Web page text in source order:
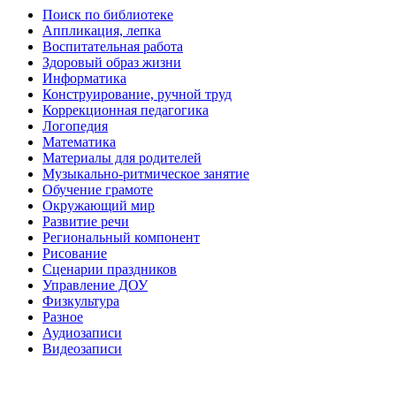
Поиск по библиотеке
Аппликация, лепка
Воспитательная работа
Здоровый образ жизни
Информатика
Конструирование, ручной труд
Коррекционная педагогика
Логопедия
Математика
Материалы для родителей
Музыкально-ритмическое занятие
Обучение грамоте
Окружающий мир
Развитие речи
Региональный компонент
Рисование
Сценарии праздников
Управление ДОУ
Физкультура
Разное
Аудиозаписи
Видеозаписи